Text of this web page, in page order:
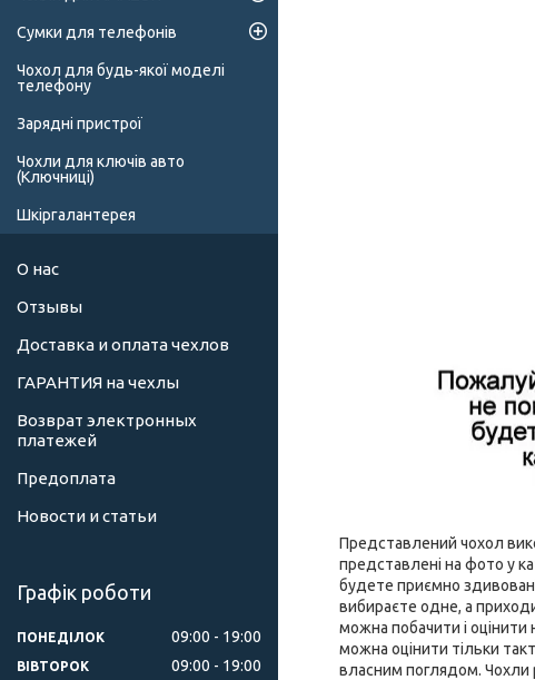
Представлений чохол
представлені на фото у
будете приємно
вибираєте одне, а
можна побачити і
можна оцінити тільки
власним поглядом. Чохли
Сумки для телефонів
Чохол для будь-якої моделі
телефону
Зарядні пристрої
Чохли для ключів авто
(Ключниці)
Шкіргалантерея
О нас
Отзывы
Доставка и оплата чехлов
ГАРАНТИЯ на чехлы
Возврат электронных
платежей
Предоплата
Новости и статьи
Графік роботи
ПОНЕДІЛОК 09:00 19:00
ВІВТОРОК 09:00 19:00